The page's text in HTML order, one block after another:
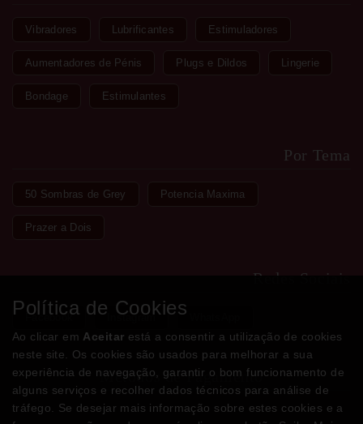
Vibradores Lubrificantes Estimuladores
Aumentadores de Pénis Plugs e Dildos Lingerie
Bondage Estimulantes
Por Tema
50 Sombras de Grey Potencia Maxima
Prazer a Dois
Redes Sociais
Facebook Instagram
Métodos de Pagamento
Política de Cookies
Ao clicar em Aceitar está a consentir a utilização de cookies
neste site. Os cookies são usados para melhorar a sua
experiência de navegação, garantir o bom funcionamento de
alguns serviços e recolher dados técnicos para análise de
tráfego. Se desejar mais informação sobre estes cookies e a